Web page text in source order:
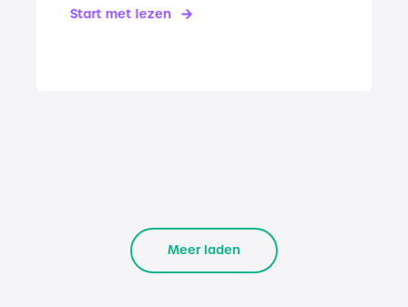
Start met lezen
Meer laden